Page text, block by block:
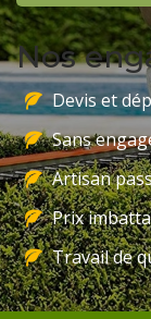
Nos
Devis et
Sans
Artisan
Prix
Travail de